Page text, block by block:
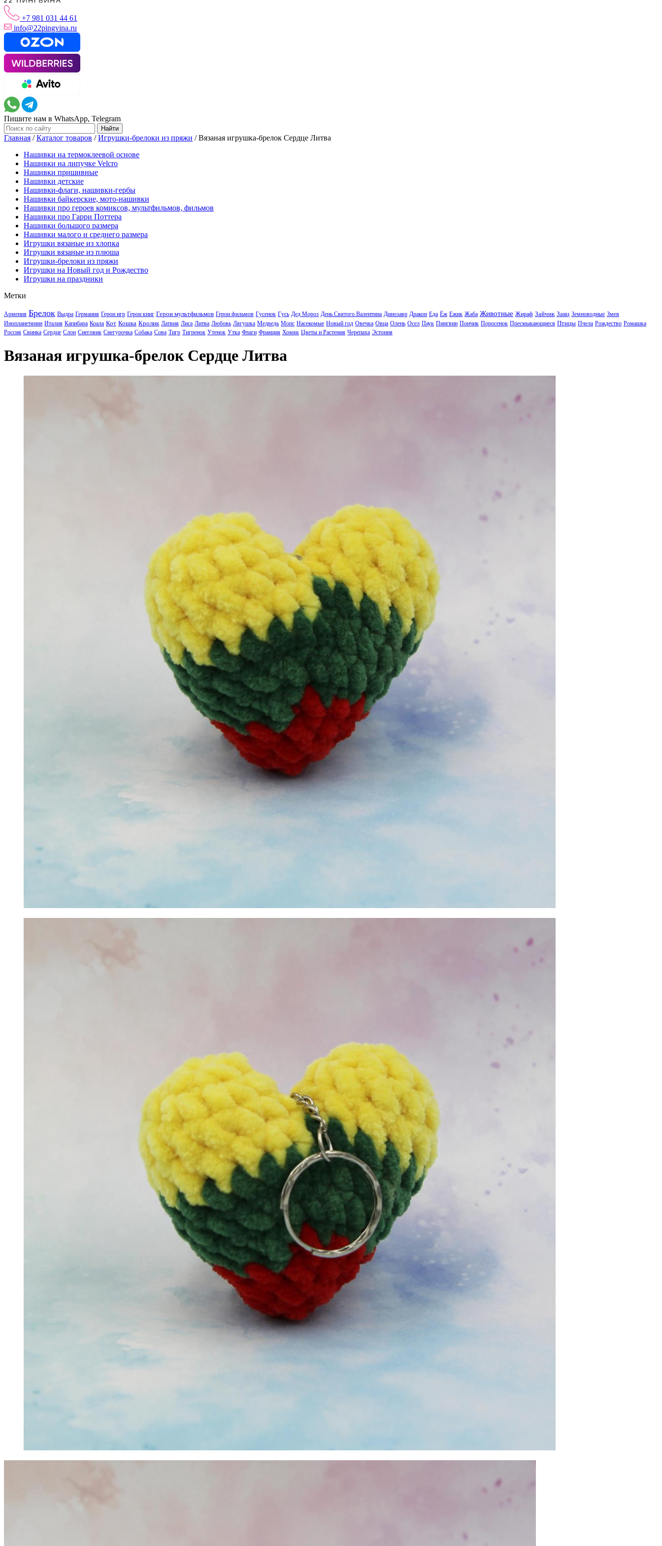
+7 981 031 44 61
info@22pingvina.ru
Пишите нам в WhatsApp, Telegram
Главная /Каталог товаров /Игрушки-брелоки из пряжи /Вязаная игрушка-брелок Сердце Литва
Нашивки на термоклеевой основе
Нашивки на липучке Velcro
Нашивки пришивные
Нашивки детские
Нашивки-флаги, нашивки-гербы
Нашивки байкерские, мото-нашивки
Нашивки про героев комиксов, мультфильмов, фильмов
Нашивки про Гарри Поттера
Нашивки большого размера
Нашивки малого и среднего размера
Игрушки вязаные из хлопка
Игрушки вязаные из плюша
Игрушки-брелоки из пряжи
Игрушки на Новый год и Рождество
Игрушки на праздники
Метки
Армения Брелок Выдра Германия Герои игр Герои книг Герои мультфильмов Герои фильмов Гусенок Гусь Дед Мороз День Святого Валентина Динозавр Дракон Еда Ёж Ежик Жаба Животные Жираф Зайчик Заяц Земноводные Змея
Инопланетянин Италия Капибара Коала Кот Кошка Кролик Латвия Лиса Литва Любовь Лягушка Медведь Мопс Насекомые Новый год Овечка Овца Олень Осел Паук Пингвин Пончик Поросенок Пресмыкающиеся Птицы Пчела Рождество Ромашка
Россия Свинка Сердце Слон Снеговик Снегурочка Собака Сова Тигр Тигренок Утенок Утка Флаги Франция Хомяк Цветы и Растения Черепаха Эстония
Вязаная игрушка-брелок Сердце Литва